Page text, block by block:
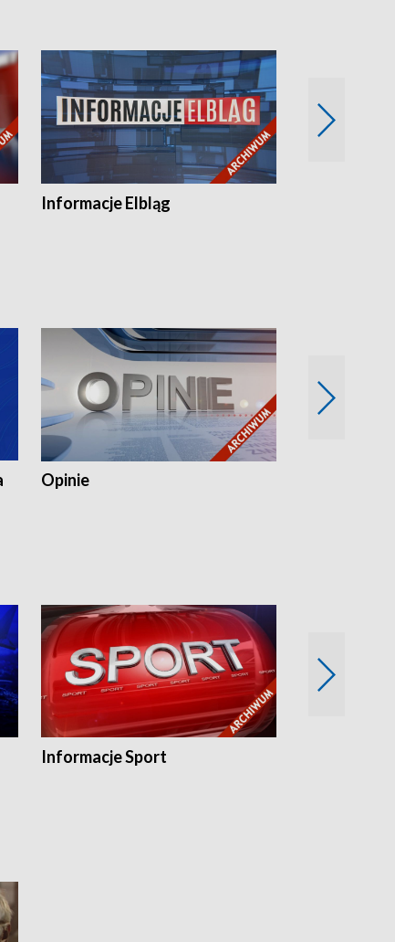
Informacje Elbląg
Opinie
Informacje Sport